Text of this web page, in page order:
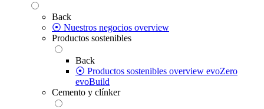
Back
⦿ Nuestros negocios overview
Productos sostenibles
Back
⦿ Productos sostenibles overview evoZero
evoBuild
Cemento y clínker